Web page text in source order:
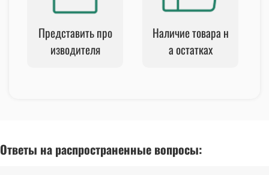
Представить про
изводителя
Наличие товара н
а остатках
Ответы на распространенные вопросы: